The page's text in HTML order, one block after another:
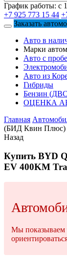
График работы: с
+7 925 773 15 44
Заказать
Авто в
Марки
Авто с
Авто из
Гибриды
Бензин
ОЦЕНКА
Главная
(БИД Квин Плюс)
Назад
Купить BYD
EV 400KM
Мы показываем